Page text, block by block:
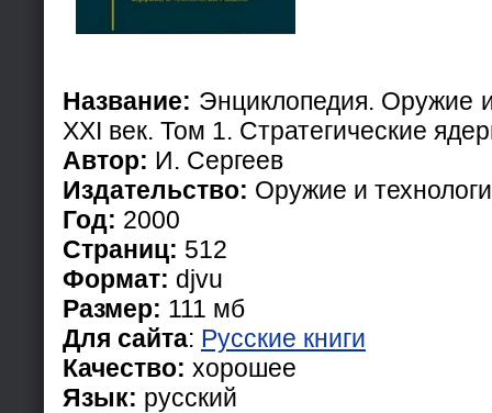
Название: Энциклопедия. Оружие
XXI век. Том 1. Стратегические
Автор: И. Сергеев
Издательство: Оружие и
Год: 2000
Страниц: 512
Формат: djvu
Размер: 111 мб
Для сайта: Русские книги
Качество: хорошее
Язык: русский